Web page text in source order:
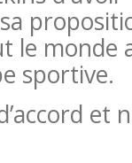
le monde
sportive.
et